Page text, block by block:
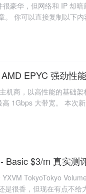
很豪华，但网络和 IP 却
。 你可以直接复制以下
EPYC 强劲性
机商，以高性能的基础
1Gbps 大带宽。 本次
Basic $3/m 真实测
TokyoTokyo
是很香，但现在有点不给